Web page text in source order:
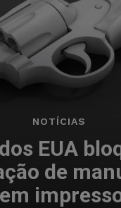
NOTÍCIAS
EUA
de